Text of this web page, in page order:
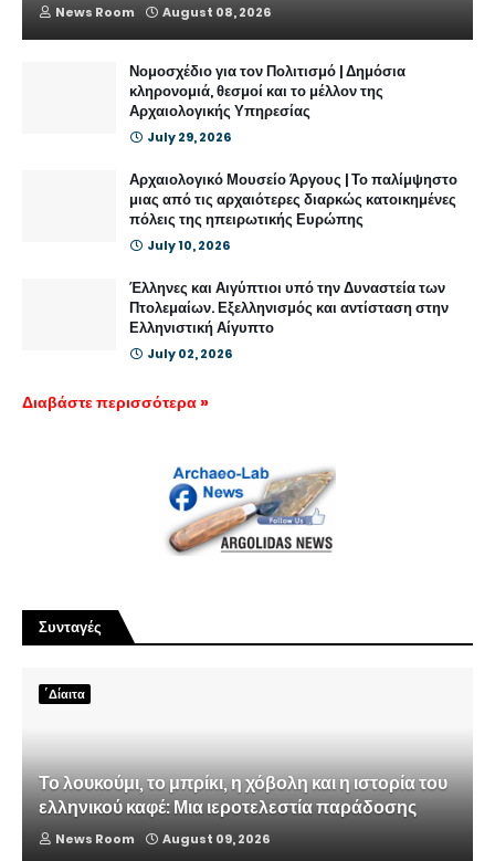
News Room August 08, 2026
Νομοσχέδιο για τον Πολιτισμό | Δημόσια
κληρονομιά, θεσμοί και το μέλλον της
Αρχαιολογικής Υπηρεσίας
July 29, 2026
Αρχαιολογικό Μουσείο Άργους | Το παλίμψηστο
μιας από τις αρχαιότερες διαρκώς κατοικημένες
πόλεις της ηπειρωτικής Ευρώπης
July 10, 2026
Έλληνες και Αιγύπτιοι υπό την Δυναστεία των
Πτολεμαίων. Εξελληνισμός και αντίσταση στην
Ελληνιστική Αίγυπτο
July 02, 2026
Διαβάστε περισσότερα »
Συνταγές
΄Δίαιτα
Το λουκούμι, το μπρίκι, η χόβολη και η ιστορία του
ελληνικού καφέ: Μια ιεροτελεστία παράδοσης
News Room August 09, 2026